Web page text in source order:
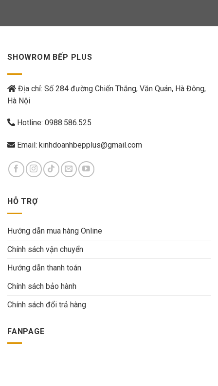
SHOWROM BẾP PLUS
Địa chỉ: Số 284 đường Chiến Thắng, Văn Quán, Hà Đông,
Hà Nội
Hotline: 0988.586.525
Email: kinhdoanhbepplus@gmail.com
HỖ TRỢ
Hướng dẫn mua hàng Online
Chính sách vận chuyển
Hướng dẫn thanh toán
Chính sách bảo hành
Chính sách đổi trả hàng
FANPAGE